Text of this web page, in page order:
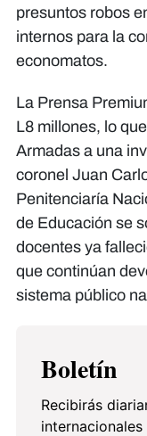
presuntos robos
internos para la
economatos.
La Prensa
L8 millones, lo
Armadas a una
coronel Juan
Penitenciaría
de Educación se
docentes ya
que continúan
sistema público
Boletín
Recibirás